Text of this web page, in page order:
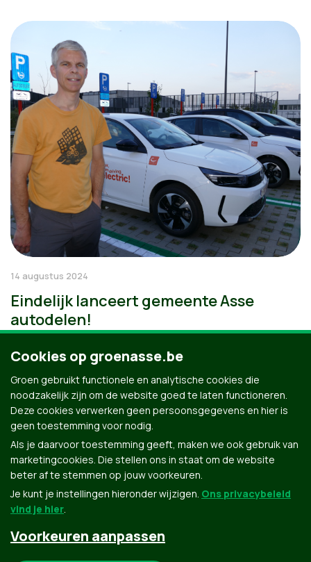
14 augustus 2024
Eindelijk lanceert gemeente Asse
autodelen!
Groen.be
Cookies op groenasse.be
Groen gebruikt functionele en analytische cookies die
noodzakelijk zijn om de website goed te laten functioneren.
Deze cookies verwerken geen persoonsgegevens en hier is
geen toestemming voor nodig.
Als je daarvoor toestemming geeft, maken we ook gebruik van
marketingcookies. Die stellen ons in staat om de website
beter af te stemmen op jouw voorkeuren.
Je kunt je instellingen hieronder wijzigen. Ons privacybeleid
vind je hier.
Voorkeuren aanpassen